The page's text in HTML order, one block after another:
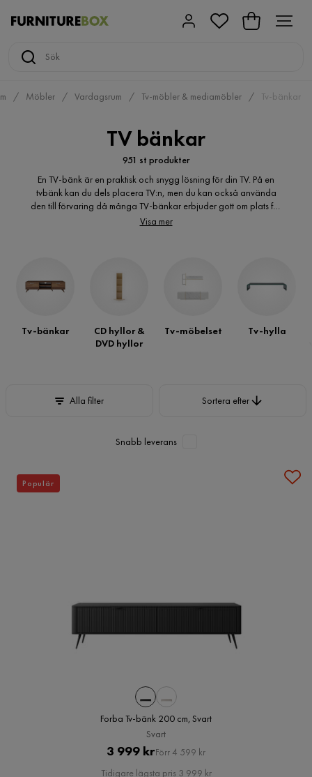
Möbler Vardagsrum Tv-möbler & mediamöbler Tv-bänkar
TV bänkar
951 st produkter
En TV-bänk är en praktisk och snygg lösning för din TV. På en
tvbänk kan du dels placera TV:n, men du kan också använda
den till förvaring då många TV-bänkar erbjuder gott om plats för
detta. Hos Furniturebox hittar du ett brett utbud av bänkar för
Visa mer
Tv-bänkar
CD hyllor &
DVD hyllor
Tv-möbelset
Tv-hylla
Alla filter Sortera efter
Snabb leverans
Forba Tv-bänk 200 cm, Svart
Svart
Pris
3 999 krOriginal
Pris
Förr 4 599 kr
Tidigare lägsta pris 3 999 kr
Populär